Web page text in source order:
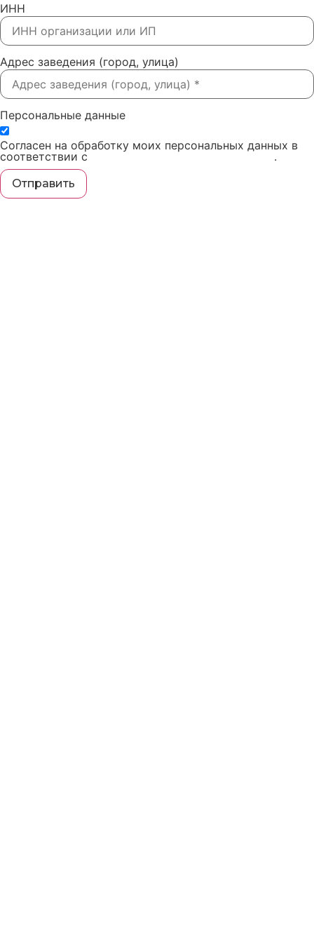
ИНН
Адрес заведения (город, улица)
Персональные данные
Согласен на обработку моих персональных данных в
соответствии с
политикой конфиденциальности .
Отправить